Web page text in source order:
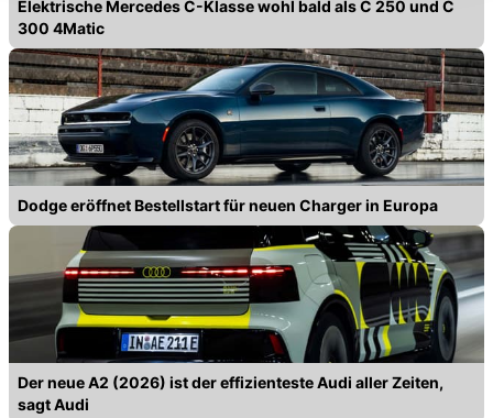
Datenschutzerklärunganpassen.
Elektrische Mercedes C-Klasse wohl bald als C 250 und C
300 4Matic
Dodge eröffnet Bestellstart für neuen Charger in Europa
Der neue A2 (2026) ist der effizienteste Audi aller Zeiten,
sagt Audi